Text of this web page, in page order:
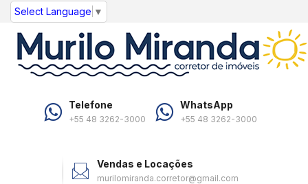
Select Language ▼
Telefone
+55 48 3262-3000
WhatsApp
+55 48 3262-3000
Vendas e Locações
murilomiranda.corretor@gmail.com